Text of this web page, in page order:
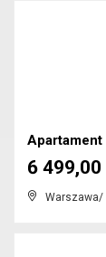
Apartament
6 499,00